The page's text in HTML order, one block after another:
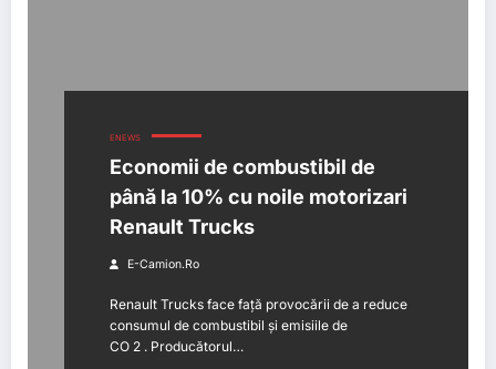
ENEWS
Economii de combustibil de
până la 10% cu noile motorizari
Renault Trucks
E-Camion.ro
Renault Trucks face față provocării de a reduce
consumul de combustibil și emisiile de
CO 2 . Producătorul…